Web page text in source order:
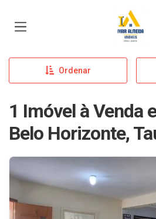
Página
Ordenar
1 Imóvel à Venda
Belo Horizonte,